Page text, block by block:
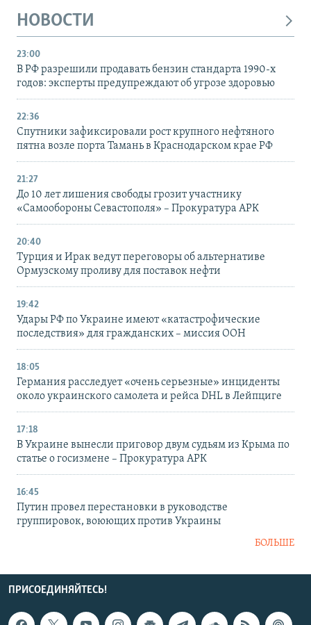
НОВОСТИ
23:00
В РФ разрешили продавать бензин стандарта 1990-х
годов: эксперты предупреждают об угрозе здоровью
22:36
Спутники зафиксировали рост крупного нефтяного
пятна возле порта Тамань в Краснодарском крае РФ
21:27
До 10 лет лишения свободы грозит участнику
«Самообороны Севастополя» – Прокуратура АРК
20:40
Турция и Ирак ведут переговоры об альтернативе
Ормузскому проливу для поставок нефти
19:42
Удары РФ по Украине имеют «катастрофические
последствия» для гражданских – миссия ООН
18:05
Германия расследует «очень серьезные» инциденты
около украинского самолета и рейса DHL в Лейпциге
17:18
В Украине вынесли приговор двум судьям из Крыма по
статье о госизмене – Прокуратура АРК
16:45
Путин провел перестановки в руководстве
группировок, воюющих против Украины
БОЛЬШЕ
ПРИСОЕДИНЯЙТЕСЬ!